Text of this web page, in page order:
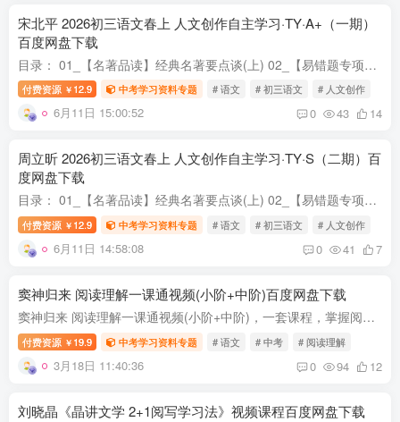
宋北平 2026初三语文春上 人文创作自主学习·TY·A+（一期）
百度网盘下载
目录： 01_【名著品读】经典名著要点谈(上) 02_【易错题专项】春A+班TY-1 03_【文学鉴赏】散文深潭智慧潜(上) 04_【易错题专项】春A+班TY-2 05_【古文感知】实词翻译见真章 06_【易错题专项】春...
付费资源 ￥ 12.9 中考学习资料专题 # 语文 # 初三语文 # 人文创作
6月11日 15:00:52 0 43 14
周立昕 2026初三语文春上 人文创作自主学习·TY·S（二期）百
度网盘下载
目录： 01_【名著品读】经典名著要点谈(上) 02_【易错题专项】春S班TY-1 03_【文学鉴赏】散文深潭观疑难(上) 04_【易错题专项】春S班TY-2 05_【古文感知】实词连珠翻译明 06_【易错题专项】春S...
付费资源 ￥ 12.9 中考学习资料专题 # 语文 # 初三语文 # 人文创作
6月11日 14:58:08 0 41 7
窦神归来 阅读理解一课通视频(小阶+中阶)百度网盘下载
窦神归来 阅读理解一课通视频(小阶+中阶)，一套课程，掌握阅读的 通关算法。打通文体：记叙、说明、议论、非连续文本......逐类击破。拆解题型：含义理解、作用分析、主旨探究......招招精准。...
付费资源 ￥ 19.9 中考学习资料专题 # 语文 # 中考 # 阅读理解
3月18日 11:40:36 0 94 12
刘晓晶《晶讲文学 2+1阅写学习法》视频课程百度网盘下载